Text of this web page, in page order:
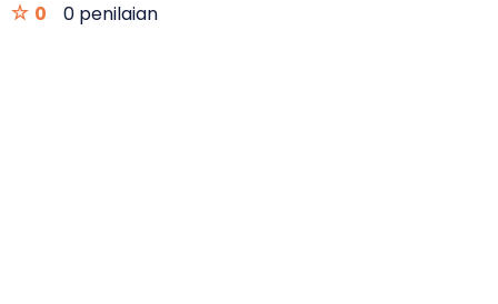
0 0 penilaian